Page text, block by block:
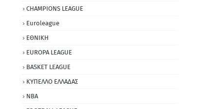
CHAMPIONS LEAGUE
Euroleague
ΕΘΝΙΚΗ
EUROPA LEAGUE
BASKET LEAGUE
ΚΥΠΕΛΛΟ ΕΛΛΑΔΑΣ
NBA